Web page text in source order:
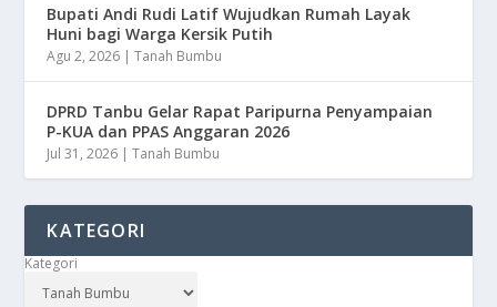
Bupati Andi Rudi Latif Wujudkan Rumah Layak
Huni bagi Warga Kersik Putih
Agu 2, 2026 |Tanah Bumbu
DPRD Tanbu Gelar Rapat Paripurna Penyampaian
P-KUA dan PPAS Anggaran 2026
Jul 31, 2026 |Tanah Bumbu
KATEGORI
Kategori